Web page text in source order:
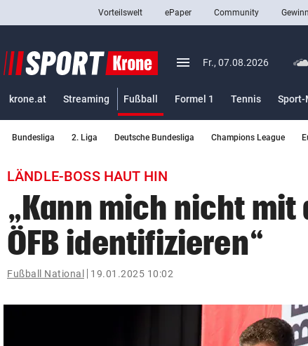
closeSchließen
Abonnieren
bookmark
search
Suchbegriff
eingeben
© Krone Multimedia GmbH & Co KG 2026
Vorteilswelt ePaper Community
menu Menü aufklappen
Fr., 07.08.2026
krone.at Streaming Fußball
Formel 1
Tennis Sport-
Bundesliga 2. Liga Deutsche Bundesliga Champions League
LÄNDLE-BOSS HAUT HIN
„Kann mich nicht mit
ÖFB identifizieren“
Fußball National 19.01.2025 10:02